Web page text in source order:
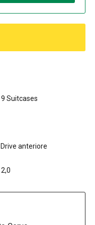
9 Suitcases
Drive anteriore
2,0